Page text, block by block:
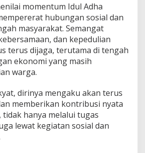
momentum Idul Adha
hubungan sosial dan
masyarakat. Semangat
dan kepedulian
terus dijaga, terutama di tengah
ekonomi yang masih
warga.
dirinya mengaku akan terus
memberikan kontribusi nyata
tidak hanya melalui tugas
lewat kegiatan sosial dan